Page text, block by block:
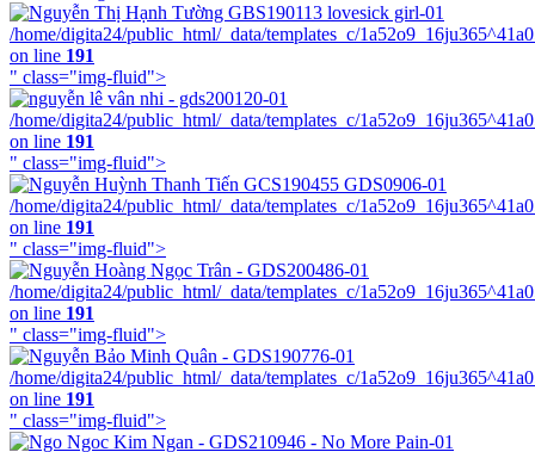
/home/digita24/public_html/_data/templates_c/
on line 191
" class="img-fluid">
/home/digita24/public_html/_data/templates_c/
on line 191
" class="img-fluid">
/home/digita24/public_html/_data/templates_c/
on line 191
" class="img-fluid">
/home/digita24/public_html/_data/templates_c/
on line 191
" class="img-fluid">
/home/digita24/public_html/_data/templates_c/
on line 191
" class="img-fluid">